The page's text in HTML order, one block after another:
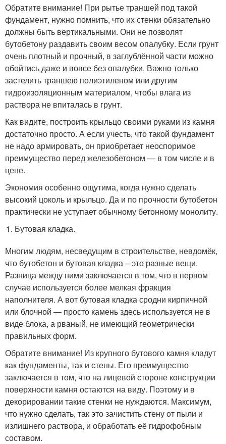
Обратите внимание! При рытье траншей под такой
фундамент, нужно помнить, что их стенки обязательно
должны быть вертикальными. Они не позволят
бутобетону раздавить своим весом опалубку. Если грунт
очень плотный и прочный, в заглублённой части можно
обойтись даже и вовсе без опалубки. Важно только
застелить траншею полиэтиленом или другим
гидроизоляционным материалом, чтобы влага из
раствора не впиталась в грунт.
Как видите, построить крыльцо своими руками из камня
достаточно просто. А если учесть, что такой фундамент
не надо армировать, он приобретает неоспоримое
преимущество перед железобетоном — в том числе и в
цене.
Экономия особенно ощутима, когда нужно сделать
высокий цоколь и крыльцо. Да и по прочности бутобетон
практически не уступает обычному бетонному монолиту.
Бутовая кладка.
Многим людям, несведущим в строительстве, невдомёк,
что бутобетон и бутовая кладка – это разные вещи.
Разница между ними заключается в том, что в первом
случае используется более мелкая фракция
наполнителя. А вот бутовая кладка сродни кирпичной
или блочной — просто камень здесь используется не в
виде блока, а рваный, не имеющий геометрически
правильных форм.
Обратите внимание! Из крупного бутового камня кладут
как фундаменты, так и стены. Его преимущество
заключается в том, что на лицевой стороне конструкции
поверхности камня остаются на виду. Поэтому и в
декорировании такие стенки не нуждаются. Максимум,
что нужно сделать, так это зачистить стену от пыли и
излишнего раствора, и обработать её гидрофобным
составом.